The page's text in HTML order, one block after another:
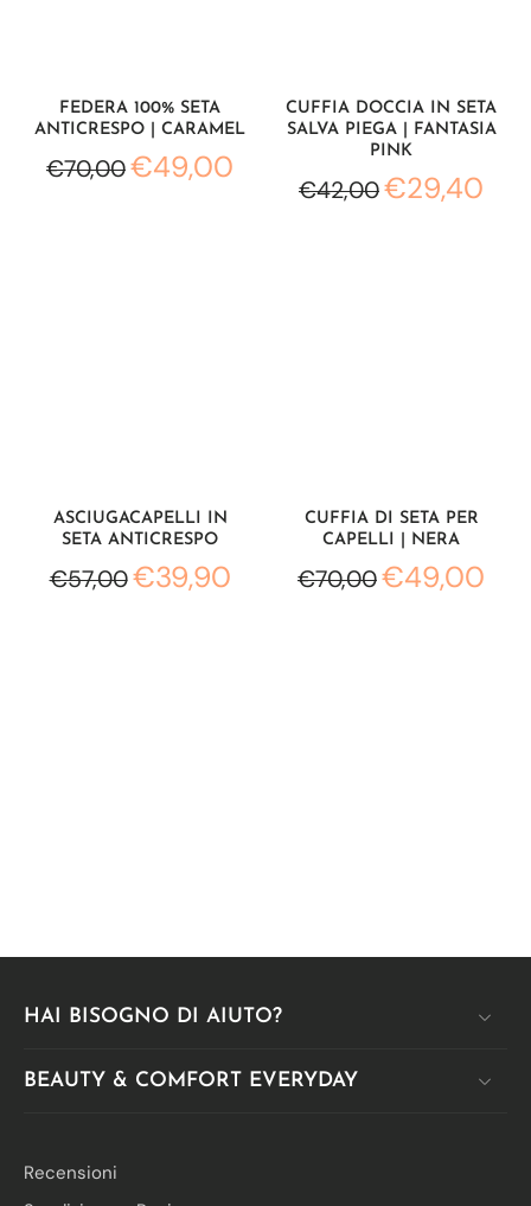
FEDERA 100% SETA
ANTICRESPO | CARAMEL
€70,00€49,00
CUFFIA DOCCIA IN SETA
SALVA PIEGA | FANTASIA
PINK
€42,00€29,40
ASCIUGACAPELLI IN
SETA ANTICRESPO
€57,00€39,90
CUFFIA DI SETA PER
CAPELLI | NERA
€70,00€49,00
HAI BISOGNO DI AIUTO?
BEAUTY & COMFORT EVERYDAY
Recensioni